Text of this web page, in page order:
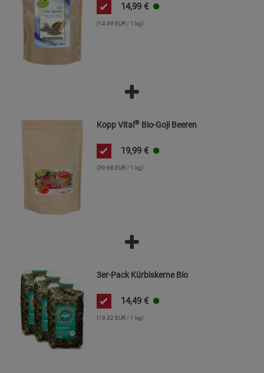
14,99 €
(14,99 EUR / 1 kg)
Kopp Vital® Bio-Goji Beeren
19,99 €
(39,98 EUR / 1 kg)
3er-Pack Kürbiskerne Bio
14,49 €
(19,32 EUR / 1 kg)
Beschreibung Funktionale Cookies
Cookie-Informationen
Statistik Cookies (2)
Cookie-Informationen
Marketing Cookies (3)
Beschreibung Marketing Cookies
Cookie-Informationen